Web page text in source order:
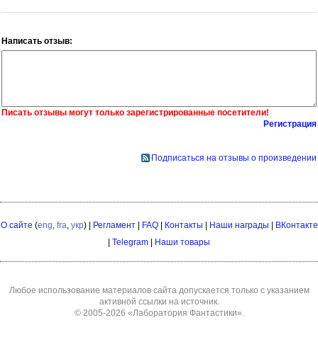
Написать отзыв:
Писать отзывы могут только зарегистрированные посетители!
Регистрация
Подписаться на отзывы о произведении
О сайте (eng, fra, укр) | Регламент| FAQ| Контакты Наши награды
ВКонтакте
Telegram Наши товары
Любое использование материалов сайта допускается только с указанием
активной ссылки на источник.
© 2005-2026 «Лаборатория Фантастики».